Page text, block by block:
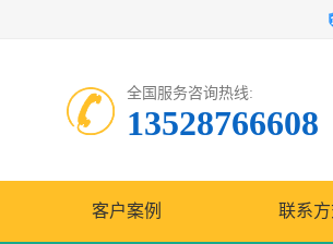
全国服务咨询热线:
13528766608
客户案例 联系